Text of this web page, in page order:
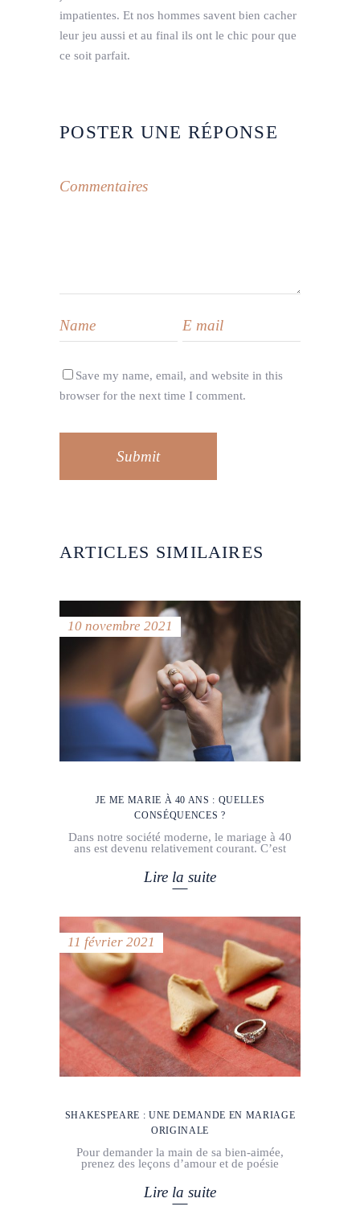
impatientes. Et nos hommes savent bien cacher
leur jeu aussi et au final ils ont le chic pour que
ce soit parfait.
POSTER UNE RÉPONSE
Save my name, email, and website in this
browser for the next time I comment.
Submit
ARTICLES SIMILAIRES
10 novembre 2021
JE ME MARIE À 40 ANS : QUELLES
CONSÉQUENCES ?
Dans notre société moderne, le mariage à 40
ans est devenu relativement courant. C’est
Lire la suite
11 février 2021
SHAKESPEARE : UNE DEMANDE EN MARIAGE
ORIGINALE
Pour demander la main de sa bien-aimée,
prenez des leçons d’amour et de poésie
Lire la suite